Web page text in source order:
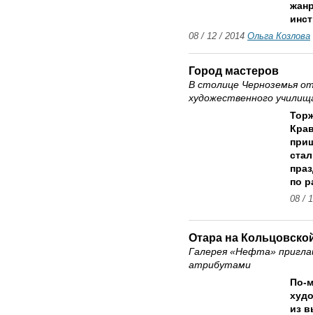
08 / 12 / 2014 Ольга Козлова
Город мастеров
В столице Черноземья
художественного
по
08 /
Отара на
Галерея «Нефта»
атрибутами
По-
из